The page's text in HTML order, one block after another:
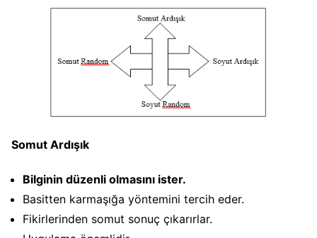
Somut Ardışık
Bilginin düzenli olmasını ister.
Basitten karmaşığa yöntemini tercih eder.
Fikirlerinden somut sonuç çıkarırlar.